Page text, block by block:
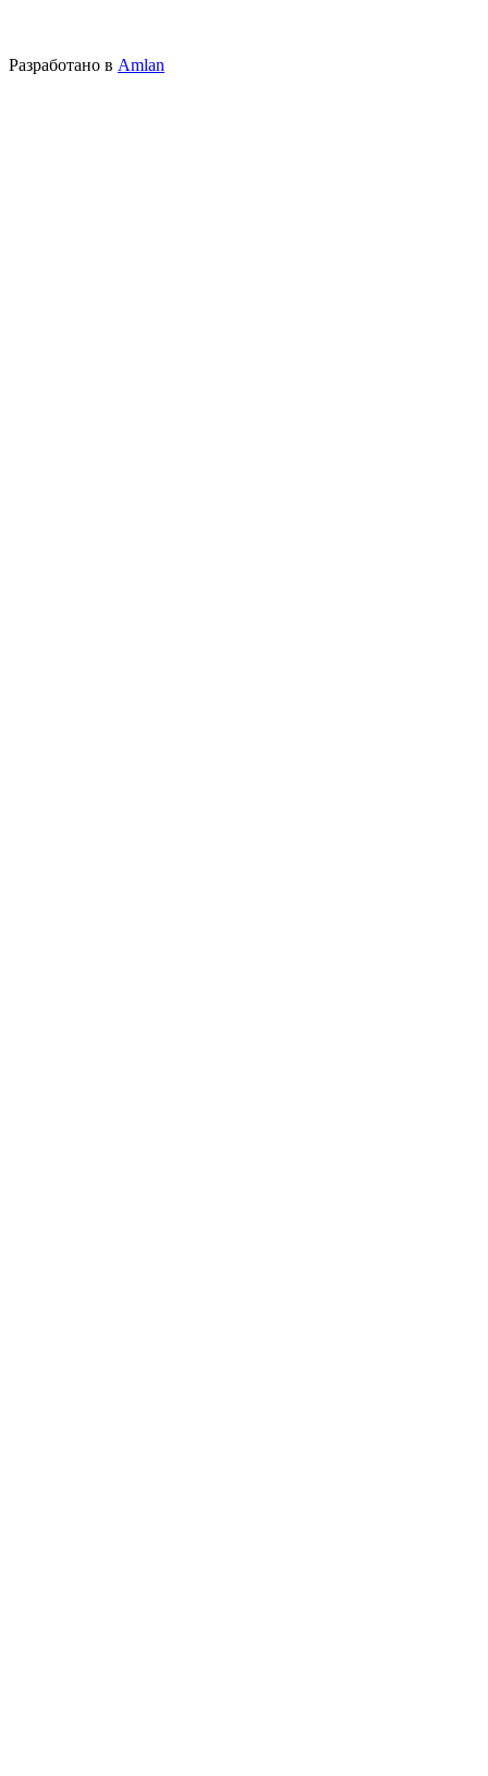
Разработано в Amlan